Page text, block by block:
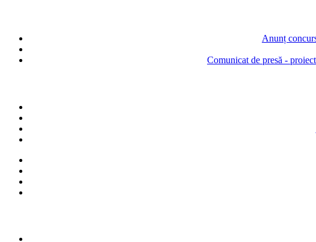
Anunț
Comunicat de presă -